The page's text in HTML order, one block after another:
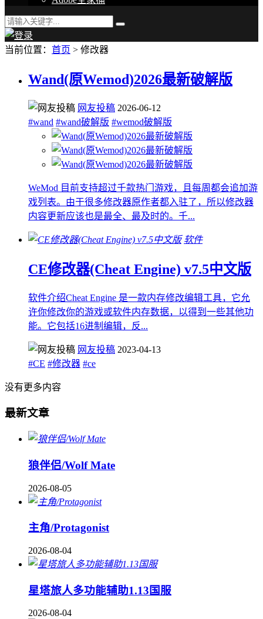
当前位置： 首页 > 修改器
Wand(原Wemod)2026最新破解版
网友投稿 2026-06-12
#wand #wand破解版 #wemod破解版
WeMod 目前支持超过千款热门游戏，且每周都会追加游
戏列表。由于很多修改器原作者都入驻了，所以修改器
内容更新应该也是最全、最及时的。千...
软件
CE修改器(Cheat Engine) v7.5中文版
软件介绍Cheat Engine 是一款内存修改编辑工具，它允
许你修改你的游戏或软件内存数据，以得到一些其他功
能。它包括16进制编辑，反...
网友投稿 2023-04-13
#CE #修改器 #ce
没有更多内容
最新文章
狼伴侣/Wolf Mate
2026-08-05
主角/Protagonist
2026-08-04
星塔旅人多功能辅助1.13国服
2026-08-04